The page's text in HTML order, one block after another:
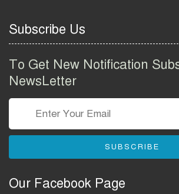
Group Job
তথ্য অধিদপ্তর
বাংলাদেশ
Bangladesh
Subscribe Us
To Get New Notification
NewsLetter
SUBSCRIBE
Our Facebook Page